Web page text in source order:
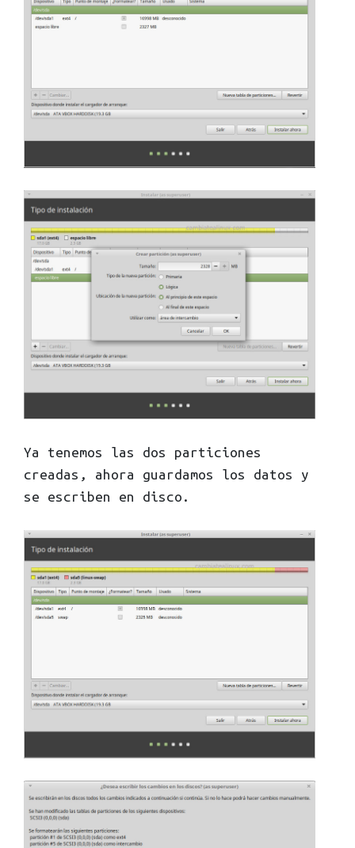
Ya tenemos las dos particiones
creadas, ahora guardamos los datos y
se escriben en disco.